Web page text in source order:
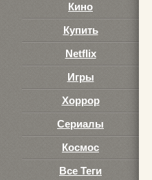
Кино
Купить
Netflix
Игры
Хоррор
Сериалы
Космос
Все Теги